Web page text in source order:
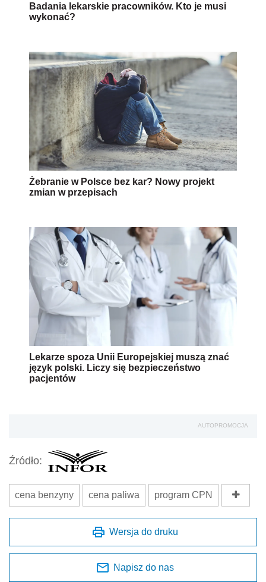
Badania lekarskie pracowników. Kto je musi
wykonać?
Żebranie w Polsce bez kar? Nowy projekt
zmian w przepisach
Lekarze spoza Unii Europejskiej muszą znać
język polski. Liczy się bezpieczeństwo
pacjentów
AUTOPROMOCJA
Źródło:
cena benzyny cena paliwa program CPN
Wersja do druku
Napisz do nas